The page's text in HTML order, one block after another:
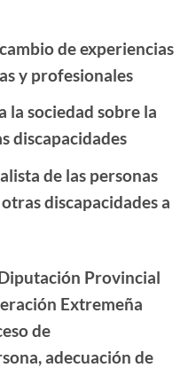
de experiencias
y profesionales
la sociedad sobre la
discapacidades
de las personas
discapacidades a
Provincial
Extremeña
de
adecuación de